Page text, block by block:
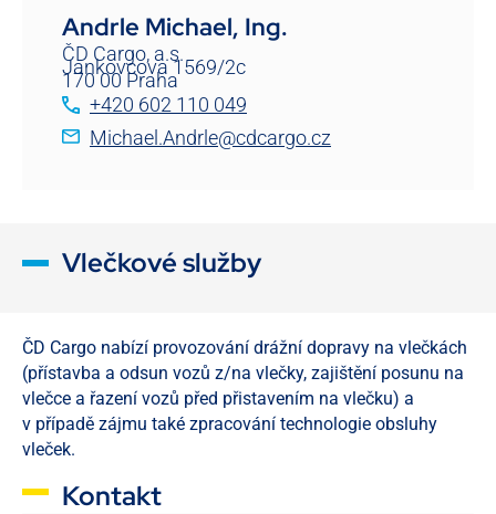
Andrle Michael, Ing.
ČD Cargo, a.s.
Jankovcova 1569/2c
170 00 Praha
+420 602 110 049
Michael.Andrle@cdcargo.cz
Vlečkové služby
ČD Cargo nabízí provozování drážní dopravy na vlečkách
(přístavba a odsun vozů z/na vlečky, zajištění posunu na
vlečce a řazení vozů před přistavením na vlečku) a
v případě zájmu také zpracování technologie obsluhy
vleček.
Kontakt